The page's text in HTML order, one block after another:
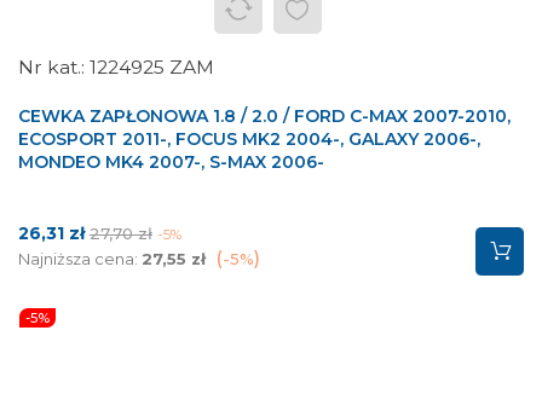
1224925 ZAM
CEWKA ZAPŁONOWA 1.8 / 2.0 / FORD C-MAX 2007-2010,
ECOSPORT 2011-, FOCUS MK2 2004-, GALAXY 2006-,
MONDEO MK4 2007-, S-MAX 2006-
Cena
26,31 zł Cena
podstawowa
27,70 zł -5%
Najniższa cena: 27,55 zł -5%
-5%